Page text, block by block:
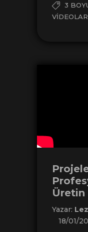
3
VIDEOLAR
Üretin
Yazar:
18/01/